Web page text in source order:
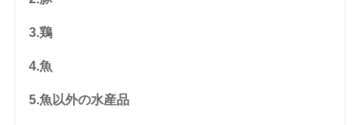
3.鶏
4.魚
5.魚以外の水産品